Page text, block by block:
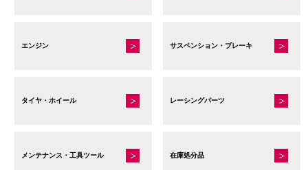
エンジン サスペンション・ブレーキ
タイヤ・ホイール レーシングパーツ
メンテナンス・工具ツール 在庫処分品